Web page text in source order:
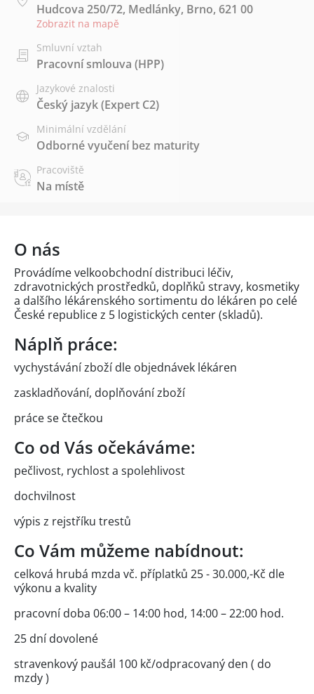
Hudcova 250/72, Medlánky, Brno, 621 00
Zobrazit na mapě
Smluvní vztah
Pracovní smlouva (HPP)
Jazykové znalosti
Český jazyk(Expert C2)
Minimální vzdělání
Odborné vyučení bez maturity
Pracoviště
Na místě
O nás
Provádíme velkoobchodní distribuci léčiv,
zdravotnických prostředků, doplňků stravy, kosmetiky
a dalšího lékárenského sortimentu do lékáren po celé
České republice z 5 logistických center (skladů).
Náplň práce:
vychystávání zboží dle objednávek lékáren
zaskladňování, doplňování zboží
práce se čtečkou
Co od Vás očekáváme:
pečlivost, rychlost a spolehlivost
dochvilnost
výpis z rejstříku trestů
Co Vám můžeme nabídnout:
celková hrubá mzda vč. příplatků 25 - 30.000,-Kč dle
výkonu a kvality
pracovní doba 06:00 – 14:00 hod, 14:00 – 22:00 hod.
25 dní dovolené
stravenkový paušál 100 kč/odpracovaný den ( do
mzdy )